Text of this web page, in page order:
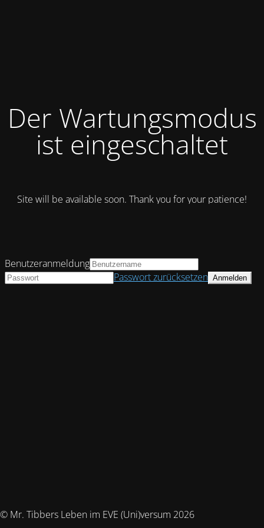
Der Wartungsmodus
ist eingeschaltet
Site will be available soon. Thank you for your patience!
© Mr. Tibbers Leben im EVE (Uni)versum 2026
Benutzeranmeldung
Passwort zurücksetzen